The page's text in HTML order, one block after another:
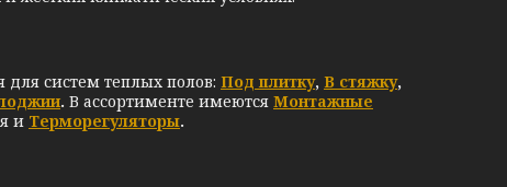
систем теплых полов: Под плитку, В стяжку,
. В ассортименте имеются Монтажные
и Терморегуляторы.